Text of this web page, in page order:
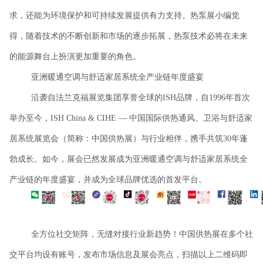
求，还能为环境保护和可持续发展提供有力支持。热泵展小编觉
得，随着技术的不断创新和市场的逐步拓展，热泵技术必将在未来
的能源舞台上扮演更加重要的角色。
亚洲暖通空调与舒适家居系统全产业链年度盛宴
沿袭自法兰克福展览集团享誉全球的ISH品牌，自1996年首次
举办至今，ISH China & CIHE — 中国国际供热通风、卫浴与舒适家
居系统展览会（简称：中国供热展）与行业相伴，携手共筑30年蓬
勃成长。如今，展会已然发展成为亚洲暖通空调与舒适家居系统全
产业链的年度盛宴，并成为全球品牌优选的首发平台。
全方位社交矩阵，无缝对接行业新趋势！中国供热展在多个社
交平台均设有账号，发布市场信息及展会亮点，扫描以上二维码即